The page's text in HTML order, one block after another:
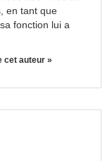
en tant que
fonction lui a
cet auteur »